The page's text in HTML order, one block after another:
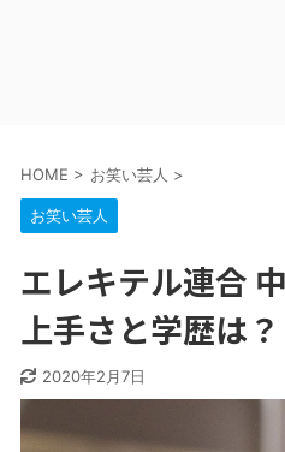
HOME > お笑い芸人 >
お笑い芸人
エレキテル連合
上手さと学歴は？
2020年2月7日